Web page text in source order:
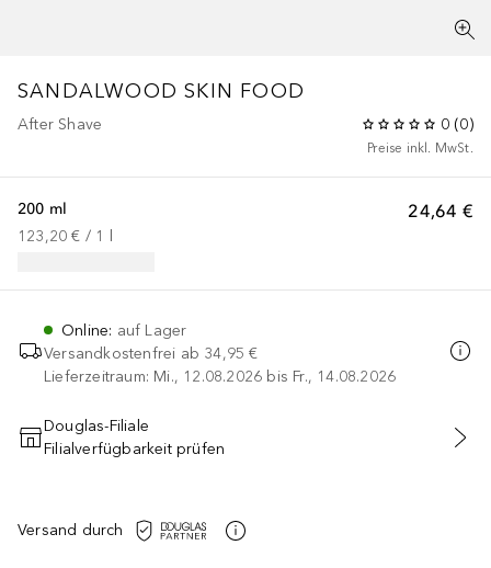
SANDALWOOD SKIN FOOD
After Shave 0 (0)
Preise inkl. MwSt.
24,64 €
200 ml
123,20 € / 1
Online: auf Lager
Versandkostenfrei ab 34,95 €
Lieferzeitraum: Mi., 12.08.2026 bis Fr., 14.08.2026
IN DEN WARENKORB
Douglas-Filiale
Filialverfügbarkeit prüfen
Versand durch